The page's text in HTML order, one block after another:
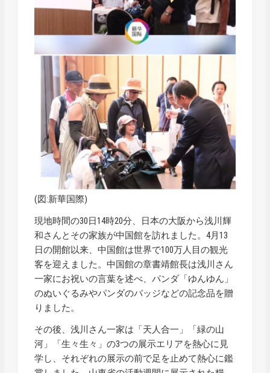
(図:新華国際)
現地時間の30日14時20分、日本の大阪から浅川輝
和さんとその家族が中国館を訪れました。4月13
日の開館以来、中国館は世界で100万人目の観光
客を迎えました。中国館の章書靖館長は浅川さん
一家にお祝いの言葉を述べ、パンダ「ゆんゆん」
のぬいぐるみやパンダのバッジなどの記念品を贈
りました。
その後、浅川さん一家は「天人合一」「緑の山
河」「生々生々」の3つの展示エリアを熱心に見
学し、それぞれの展示の前で足を止めて熱心に鑑